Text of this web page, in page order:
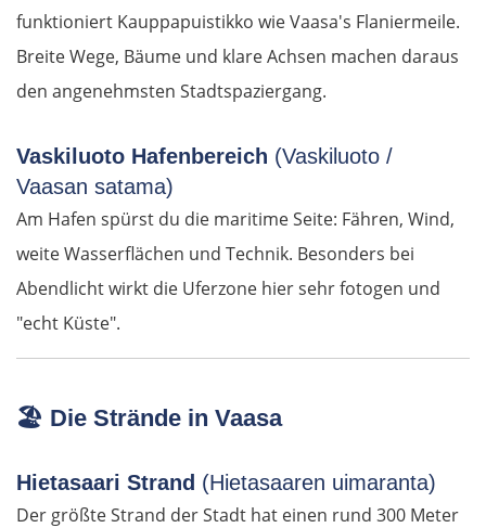
funktioniert Kauppapuistikko wie Vaasa's Flaniermeile.
Breite Wege, Bäume und klare Achsen machen daraus
den angenehmsten Stadtspaziergang.
Vaskiluoto Hafenbereich (Vaskiluoto /
Vaasan satama)
Am Hafen spürst du die maritime Seite: Fähren, Wind,
weite Wasserflächen und Technik. Besonders bei
Abendlicht wirkt die Uferzone hier sehr fotogen und
"echt Küste".
🏖️ Die Strände in Vaasa
Hietasaari Strand (Hietasaaren uimaranta)
Der größte Strand der Stadt hat einen rund 300 Meter
Carcassonne
Ax-les-Thermes
Spanien Süd
Solsona
Manresa
Reus
Amposta